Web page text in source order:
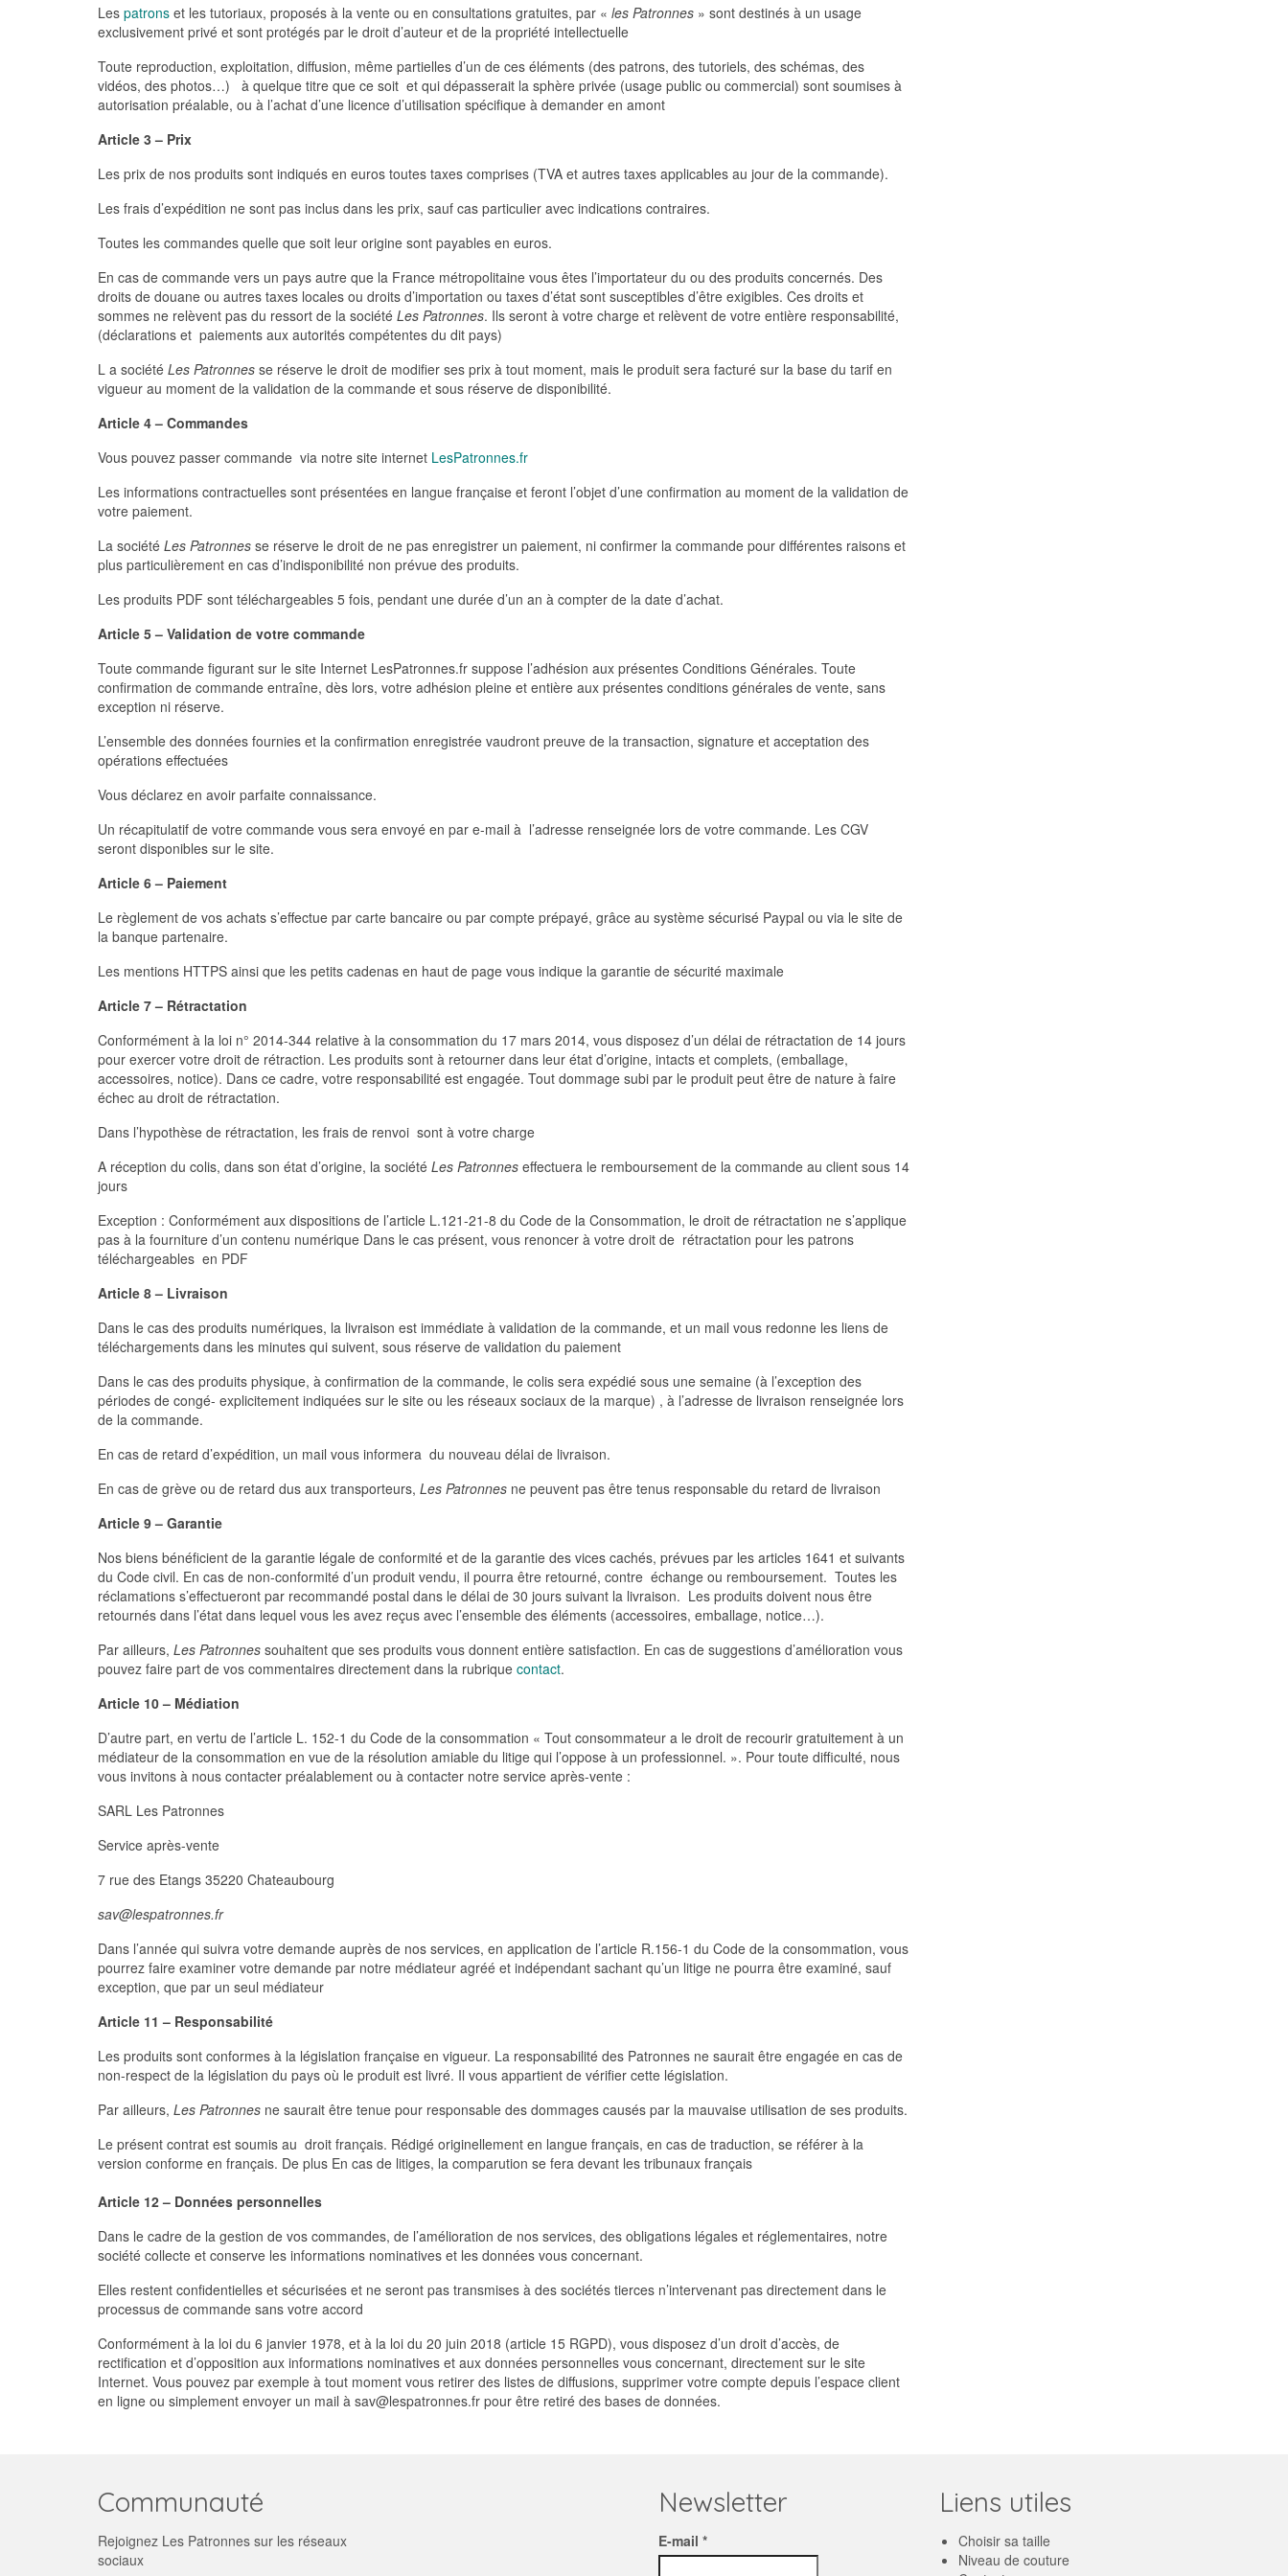
Les patrons et les tutoriaux, proposés à la vente ou en consultations gratuites, par « les Patronnes » sont destinés à un usage
exclusivement privé et sont protégés par le droit d’auteur et de la propriété intellectuelle
Toute reproduction, exploitation, diffusion, même partielles d’un de ces éléments (des patrons, des tutoriels, des schémas, des
vidéos, des photos…) à quelque titre que ce soit et qui dépasserait la sphère privée (usage public ou commercial) sont soumises à
autorisation préalable, ou à l’achat d’une licence d’utilisation spécifique à demander en amont
Article 3 – Prix
Les prix de nos produits sont indiqués en euros toutes taxes comprises (TVA et autres taxes applicables au jour de la commande).
Les frais d’expédition ne sont pas inclus dans les prix, sauf cas particulier avec indications contraires.
Toutes les commandes quelle que soit leur origine sont payables en euros.
En cas de commande vers un pays autre que la France métropolitaine vous êtes l’importateur du ou des produits concernés. Des
droits de douane ou autres taxes locales ou droits d’importation ou taxes d’état sont susceptibles d’être exigibles. Ces droits et
sommes ne relèvent pas du ressort de la société Les Patronnes. Ils seront à votre charge et relèvent de votre entière responsabilité,
(déclarations et paiements aux autorités compétentes du dit pays)
L a société Les Patronnes se réserve le droit de modifier ses prix à tout moment, mais le produit sera facturé sur la base du tarif en
vigueur au moment de la validation de la commande et sous réserve de disponibilité.
Article 4 – Commandes
Vous pouvez passer commande via notre site internet LesPatronnes.fr
Les informations contractuelles sont présentées en langue française et feront l’objet d’une confirmation au moment de la validation de
votre paiement.
La société Les Patronnes se réserve le droit de ne pas enregistrer un paiement, ni confirmer la commande pour différentes raisons et
plus particulièrement en cas d’indisponibilité non prévue des produits.
Les produits PDF sont téléchargeables 5 fois, pendant une durée d’un an à compter de la date d’achat.
Article 5 – Validation de votre commande
Toute commande figurant sur le site Internet LesPatronnes.fr suppose l’adhésion aux présentes Conditions Générales. Toute
confirmation de commande entraîne, dès lors, votre adhésion pleine et entière aux présentes conditions générales de vente, sans
exception ni réserve.
L’ensemble des données fournies et la confirmation enregistrée vaudront preuve de la transaction, signature et acceptation des
opérations effectuées
Vous déclarez en avoir parfaite connaissance.
Un récapitulatif de votre commande vous sera envoyé en par e-mail à l’adresse renseignée lors de votre commande. Les CGV
seront disponibles sur le site.
Article 6 – Paiement
Le règlement de vos achats s’effectue par carte bancaire ou par compte prépayé, grâce au système sécurisé Paypal ou via le site de
la banque partenaire.
Les mentions HTTPS ainsi que les petits cadenas en haut de page vous indique la garantie de sécurité maximale
Article 7 – Rétractation
Conformément à la loi n° 2014-344 relative à la consommation du 17 mars 2014, vous disposez d’un délai de rétractation de 14 jours
pour exercer votre droit de rétraction. Les produits sont à retourner dans leur état d’origine, intacts et complets, (emballage,
accessoires, notice). Dans ce cadre, votre responsabilité est engagée. Tout dommage subi par le produit peut être de nature à faire
échec au droit de rétractation.
Dans l’hypothèse de rétractation, les frais de renvoi sont à votre charge
A réception du colis, dans son état d’origine, la société Les Patronnes effectuera le remboursement de la commande au client sous 14
jours
Exception : Conformément aux dispositions de l’article L.121-21-8 du Code de la Consommation, le droit de rétractation ne s’applique
pas à la fourniture d’un contenu numérique Dans le cas présent, vous renoncer à votre droit de rétractation pour les patrons
téléchargeables en PDF
Article 8 – Livraison
Dans le cas des produits numériques, la livraison est immédiate à validation de la commande, et un mail vous redonne les liens de
téléchargements dans les minutes qui suivent, sous réserve de validation du paiement
Dans le cas des produits physique, à confirmation de la commande, le colis sera expédié sous une semaine (à l’exception des
périodes de congé- explicitement indiquées sur le site ou les réseaux sociaux de la marque) , à l’adresse de livraison renseignée lors
de la commande.
En cas de retard d’expédition, un mail vous informera du nouveau délai de livraison.
En cas de grève ou de retard dus aux transporteurs, Les Patronnes ne peuvent pas être tenus responsable du retard de livraison
Article 9 – Garantie
Nos biens bénéficient de la garantie légale de conformité et de la garantie des vices cachés, prévues par les articles 1641 et suivants
du Code civil. En cas de non-conformité d’un produit vendu, il pourra être retourné, contre échange ou remboursement. Toutes les
réclamations s’effectueront par recommandé postal dans le délai de 30 jours suivant la livraison. Les produits doivent nous être
retournés dans l’état dans lequel vous les avez reçus avec l’ensemble des éléments (accessoires, emballage, notice…).
Par ailleurs, Les Patronnes souhaitent que ses produits vous donnent entière satisfaction. En cas de suggestions d’amélioration vous
pouvez faire part de vos commentaires directement dans la rubrique contact.
Article 10 – Médiation
D’autre part, en vertu de l’article L. 152-1 du Code de la consommation « Tout consommateur a le droit de recourir gratuitement à un
médiateur de la consommation en vue de la résolution amiable du litige qui l’oppose à un professionnel. ». Pour toute difficulté, nous
vous invitons à nous contacter préalablement ou à contacter notre service après-vente :
SARL Les Patronnes
Service après-vente
7 rue des Etangs 35220 Chateaubourg
sav@lespatronnes.fr
Dans l’année qui suivra votre demande auprès de nos services, en application de l’article R.156-1 du Code de la consommation, vous
pourrez faire examiner votre demande par notre médiateur agréé et indépendant sachant qu’un litige ne pourra être examiné, sauf
exception, que par un seul médiateur
Article 11 – Responsabilité
Les produits sont conformes à la législation française en vigueur. La responsabilité des Patronnes ne saurait être engagée en cas de
non-respect de la législation du pays où le produit est livré. Il vous appartient de vérifier cette législation.
Par ailleurs, Les Patronnes ne saurait être tenue pour responsable des dommages causés par la mauvaise utilisation de ses produits.
Le présent contrat est soumis au droit français. Rédigé originellement en langue français, en cas de traduction, se référer à la
version conforme en français. De plus En cas de litiges, la comparution se fera devant les tribunaux français
Article 12 – Données personnelles
Dans le cadre de la gestion de vos commandes, de l’amélioration de nos services, des obligations légales et réglementaires, notre
société collecte et conserve les informations nominatives et les données vous concernant.
Elles restent confidentielles et sécurisées et ne seront pas transmises à des sociétés tierces n’intervenant pas directement dans le
processus de commande sans votre accord
Conformément à la loi du 6 janvier 1978, et à la loi du 20 juin 2018 (article 15 RGPD), vous disposez d’un droit d’accès, de
rectification et d’opposition aux informations nominatives et aux données personnelles vous concernant, directement sur le site
Internet. Vous pouvez par exemple à tout moment vous retirer des listes de diffusions, supprimer votre compte depuis l’espace client
en ligne ou simplement envoyer un mail à sav@lespatronnes.fr pour être retiré des bases de données.
Communauté
Rejoignez Les Patronnes sur les réseaux
sociaux
Newsletter
E-mail *
Liens utiles
Choisir sa taille
Niveau de couture